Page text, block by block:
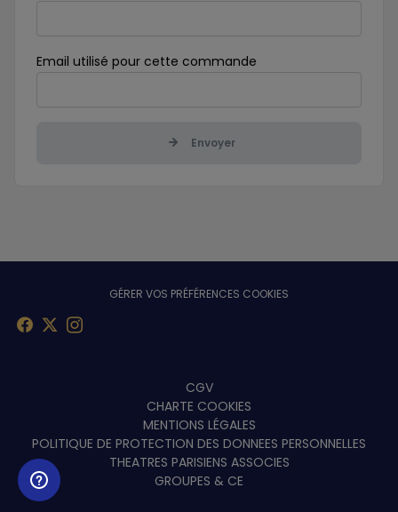
Email utilisé pour cette commande
Envoyer
GÉRER VOS PRÉFÉRENCES COOKIES
CGV
CHARTE COOKIES
MENTIONS LÉGALES
POLITIQUE DE PROTECTION DES DONNEES PERSONNELLES
THEATRES PARISIENS ASSOCIES
GROUPES & CE